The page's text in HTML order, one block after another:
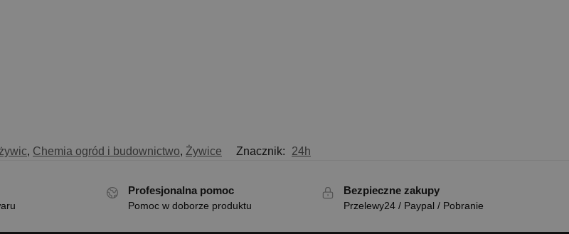
, Chemia ogród i budownictwo, Żywice Znacznik: 24h
Profesjonalna pomoc
Pomoc w doborze produktu
Bezpieczne zakupy
Przelewy24 / Paypal / Pobranie